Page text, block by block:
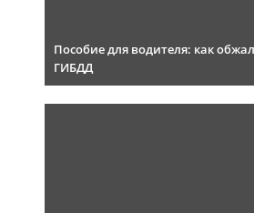
Пособие для водителя: как
ГИБДД